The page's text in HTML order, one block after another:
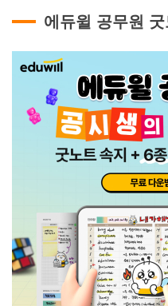
에듀윌 공무원